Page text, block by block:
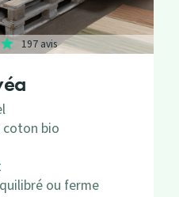
coton bio
ou ferme
197 avis